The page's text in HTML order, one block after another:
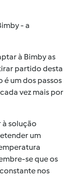
- a
à Bimby as
partido desta
é um dos passos
vez mais por
solução
um
se que os
nos